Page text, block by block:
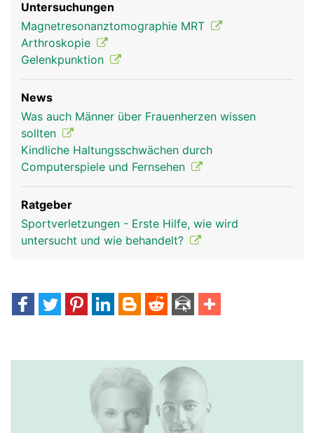
Untersuchungen
Magnetresonanztomographie MRT
Arthroskopie
Gelenkpunktion
News
Was auch Männer über Frauenherzen wissen
sollten
Kindliche Haltungsschwächen durch
Computerspiele und Fernsehen
Ratgeber
Sportverletzungen - Erste Hilfe, wie wird
untersucht und wie behandelt?